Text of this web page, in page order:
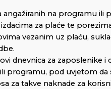
angažiranih na programu ili
za plaće te
vezanim uz plaću,
dnevnica za zaposlenike i
programu, pod uvjetom da
za takve naknade za